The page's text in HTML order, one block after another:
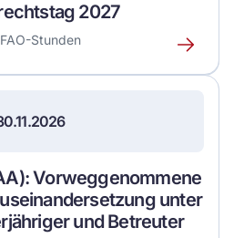
2027
Stunden
Erfahre
mehr
Vorweggenommene
unter
und Betreuter